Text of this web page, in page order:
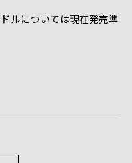
ルについては現在発売準